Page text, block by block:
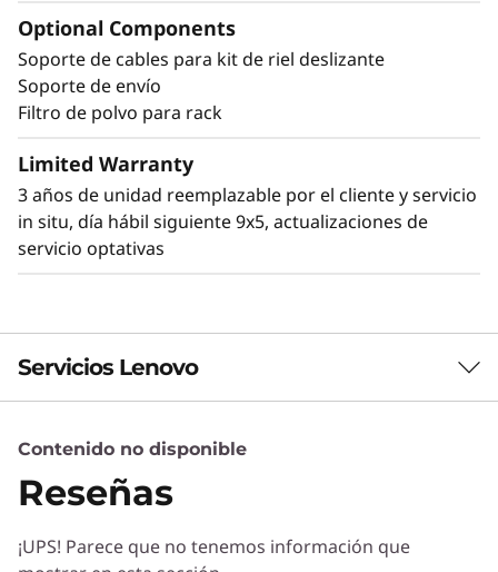
encendido.
SE350
El SE350 puede montarse de varias maneras.
Explore estas soluciones de montaje en la Guía
de Productos de Lenovo Press.
Optional Components
Soporte de cables para kit de riel deslizante
Soporte de envío
Filtro de polvo para rack
Limited Warranty
3 años de unidad reemplazable por el cliente y servicio
in situ, día hábil siguiente 9x5, actualizaciones de
servicio optativas
Servicios Lenovo
Servicios de Soluciones
Diseñe la mejor estrategia para su empresa.
correcta para sus exclusivas necesidades
Contenido no disponible
Reseñas
¡UPS! Parece que no tenemos información que